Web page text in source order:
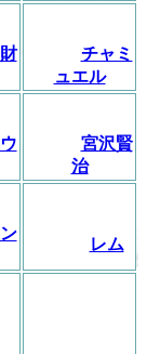
チャミ
ュエル
宮沢賢
治
レム